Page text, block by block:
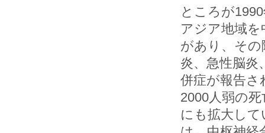
ところが
アジア地域
があり、そ
炎、急性脳炎
併症が報告さ
2000人弱の
にも拡大し